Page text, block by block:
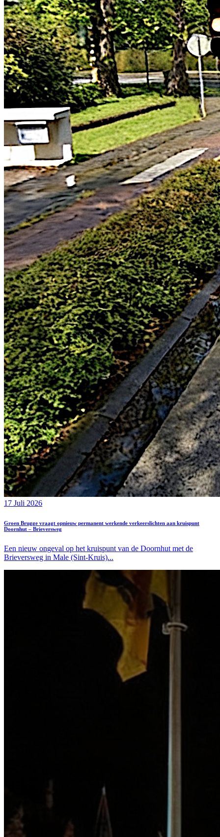
17 Juli 2026
Groen Brugge vraagt opnieuw permanent werkende verkeerslichten aan kruispunt
Doornhut – Brieversweg
Een nieuw ongeval op het kruispunt van de Doornhut met de
Brieversweg in Male (Sint-Kruis)...